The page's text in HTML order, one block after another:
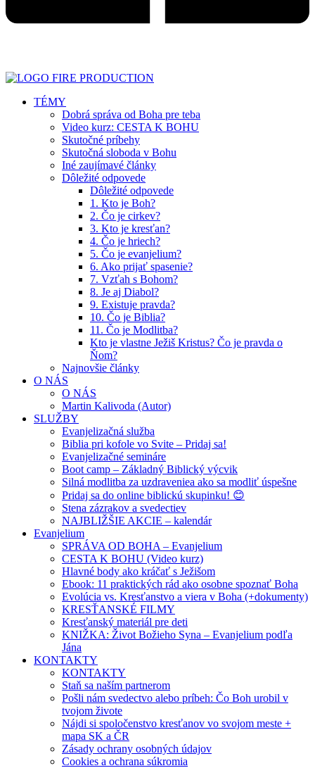
TÉMY
Dobrá správa od Boha pre teba
Video kurz: CESTA K BOHU
Skutočné príbehy
Skutočná sloboda v Bohu
Iné zaujímavé články
Dôležité odpovede
Dôležité odpovede
1. Kto je Boh?
2. Čo je cirkev?
3. Kto je kresťan?
4. Čo je hriech?
5. Čo je evanjelium?
6. Ako prijať spasenie?
7. Vzťah s Bohom?
8. Je aj Diabol?
9. Existuje pravda?
10. Čo je Biblia?
11. Čo je Modlitba?
Kto je vlastne Ježiš Kristus? Čo je pravda o
Ňom?
Najnovšie články
O NÁS
O NÁS
Martin Kalivoda (Autor)
SLUŽBY
Evanjelizačná služba
Biblia pri kofole vo Svite – Pridaj sa!
Evanjelizačné semináre
Boot camp – Základný Biblický výcvik
Silná modlitba za uzdraveniea ako sa modliť úspešne
Pridaj sa do online biblickú skupinku! 😊
Stena zázrakov a svedectiev
NAJBLIŽŠIE AKCIE – kalendár
Evanjelium
SPRÁVA OD BOHA – Evanjelium
CESTA K BOHU (Video kurz)
Hlavné body ako kráčať s Ježišom
Ebook: 11 praktických rád ako osobne spoznať Boha
Evolúcia vs. Kresťanstvo a viera v Boha (+dokumenty)
KRESŤANSKÉ FILMY
Kresťanský materiál pre deti
KNIŽKA: Život Božieho Syna – Evanjelium podľa
Jána
KONTAKTY
KONTAKTY
Staň sa naším partnerom
Pošli nám svedectvo alebo príbeh: Čo Boh urobil v
tvojom živote
Nájdi si spoločenstvo kresťanov vo svojom meste +
mapa SK a ČR
Zásady ochrany osobných údajov
Cookies a ochrana súkromia